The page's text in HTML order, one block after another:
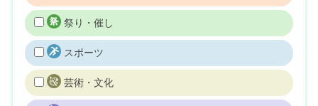
祭り・催し
スポーツ
芸術・文化